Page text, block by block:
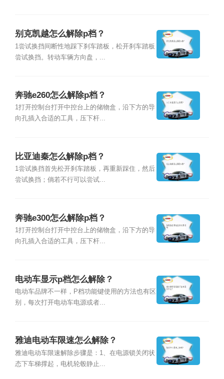
别克凯越怎么解除p档？
1尝试换挡间断性地踩下刹车踏板，松开刹车踏板
尝试换挡。转动车辆方向盘，...
奔驰e260怎么解除p档？
1打开控制台打开中控台上的储物盒，沿下方的导
向孔插入合适的工具，压下杆...
比亚迪秦怎么解除p档？
1尝试换挡首先松开刹车踏板，再重新踩住，然后
尝试换挡；倘若不行可以尝试...
奔驰e300怎么解除p档？
1打开控制台打开中控台上的储物盒，沿下方的导
向孔插入合适的工具，压下杆...
电动车显示p档怎么解除？
电动车品牌不一样，P档功能键使用的方法也有区
别，每次打开电动车电源或者...
雅迪电动车限速怎么解除？
雅迪电动车限速解除步骤是：1、在电源锁关闭状
态下车梯撑起，电机轮毂静止...